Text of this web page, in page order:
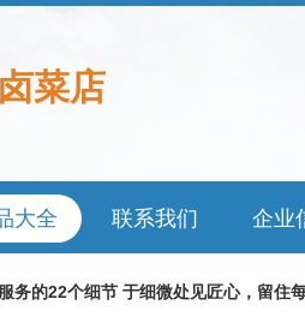
菜店
大全 联系我们 企业
务的22个细节 于细微处见匠心，留住